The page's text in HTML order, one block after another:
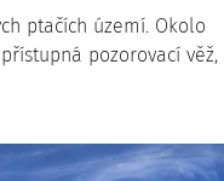
ptačích území. Okolo
pozorovací věž,